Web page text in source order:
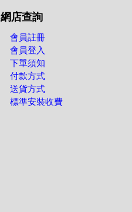
網店查詢
會員註冊
會員登入
下單須知
付款方式
送貨方式
標準安裝收費